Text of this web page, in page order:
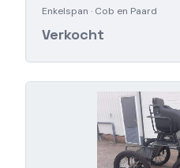
Enkelspan · Cob en Paard
Verkocht